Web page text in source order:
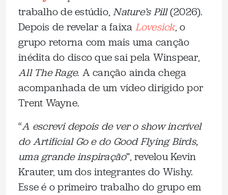
trabalho de estúdio,Nature’s Pill(2026).
Depois de revelar a faixa Lovesick, o
grupo retorna com mais uma canção
inédita do disco que sai pela Winspear,
All The Rage. A canção ainda chega
acompanhada de um vídeo dirigido por
Trent Wayne.
“A escrevi depois de ver o show incrível
do Artificial Go e do Good Flying Birds,
uma grande inspiração”, revelou Kevin
Krauter, um dos integrantes do Wishy.
Esse é o primeiro trabalho do grupo em